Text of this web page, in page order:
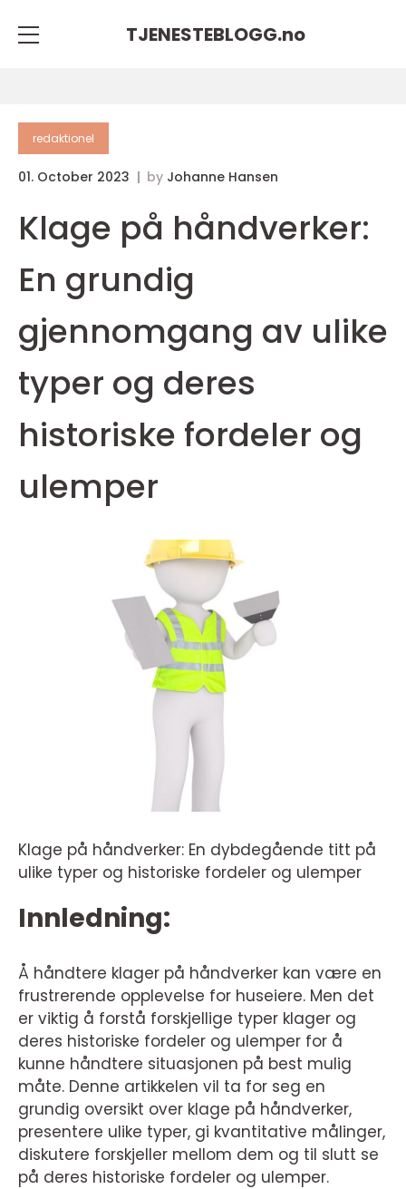
TJENESTEBLOGG.no
redaktionel
01. October 2023 by Johanne Hansen
Klage på håndverker:
En grundig
gjennomgang av ulike
typer og deres
historiske fordeler og
ulemper
Klage på håndverker: En dybdegående titt på
ulike typer og historiske fordeler og ulemper
Innledning:
Å håndtere klager på håndverker kan være en
frustrerende opplevelse for huseiere. Men det
er viktig å forstå forskjellige typer klager og
deres historiske fordeler og ulemper for å
kunne håndtere situasjonen på best mulig
måte. Denne artikkelen vil ta for seg en
grundig oversikt over klage på håndverker,
presentere ulike typer, gi kvantitative målinger,
diskutere forskjeller mellom dem og til slutt se
på deres historiske fordeler og ulemper.